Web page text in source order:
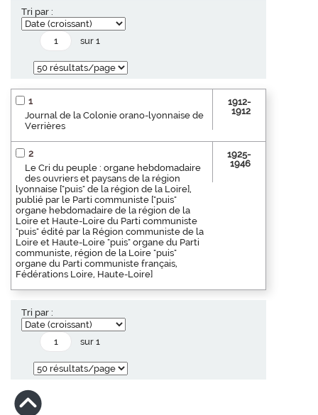
Tri par :
sur 1
1
Journal de la Colonie orano-lyonnaise de
Verrières
1912-
1912
2
Le Cri du peuple : organe hebdomadaire
des ouvriers et paysans de la région
lyonnaise ["puis" de la région de la Loire],
publié par le Parti communiste ["puis"
organe hebdomadaire de la région de la
Loire et Haute-Loire du Parti communiste
"puis" édité par la Région communiste de la
Loire et Haute-Loire "puis" organe du Parti
communiste, région de la Loire "puis"
organe du Parti communiste français,
Fédérations Loire, Haute-Loire]
1925-
1946
Tri par :
sur 1